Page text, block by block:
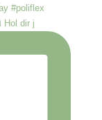
Hol dir j